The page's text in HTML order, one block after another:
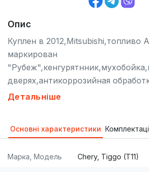
Опис
Куплен в 2012,Mitsubishi,топливо
маркирован
дверях,антикоррозийная
резина на дисках 235/60R16.
Детальніше
Основні характеристики
Марка, Модель Chery, Tiggo (T11)